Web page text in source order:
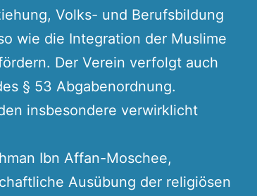
Volks- und Berufsbildung
wie die Integration der Muslime
Der Verein verfolgt auch
§ 53 Abgabenordnung.
insbesondere verwirklicht
Ibn Affan-Moschee,
Ausübung der religiösen